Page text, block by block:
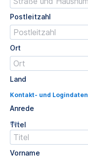
Postleitzahl
Ort
Land
Kontakt- und Logindaten
Anrede
Titel
Opt.
Vorname